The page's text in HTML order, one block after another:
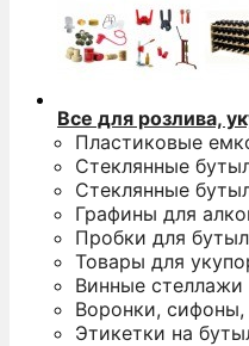
Все для розлива,
Пластиковые
Стеклянные
Стеклянные
Графины для
Пробки для
Товары для
Винные стеллажи
Воронки, сифоны,
Этикетки на